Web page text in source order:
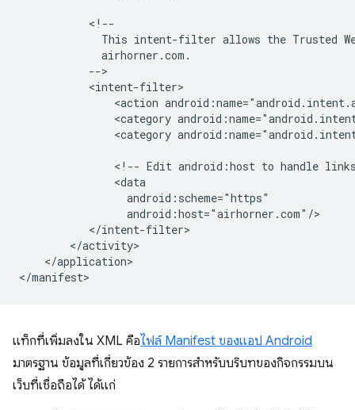
This intent-filter allows the Trusted
<action
<category
<category
<!-- Edit android:host to handle
</application>
แท็กที่เพิ่มลงใน XML คือไฟล์ Manifest ของแอป Android
มาตรฐาน ข้อมูลที่เกี่ยวข้อง 2 รายการสําหรับบริบทของกิจกรรมบน
เว็บที่เชื่อถือได้ ได้แก่